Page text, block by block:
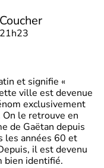
Coucher
21h23
et signifie «
ville est devenue
exclusivement
le retrouve en
de Gaëtan depuis
les années 60 et
il est devenu
bien identifié.